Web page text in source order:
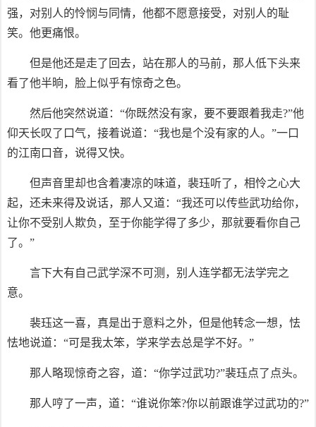
强，对别人的怜悯与同情，他都不愿意接受，对别人的耻
笑。他更痛恨。
但是他还是走了回去，站在那人的马前，那人低下头来
看了他半晌，脸上似乎有惊奇之色。
然后他突然说道：“你既然没有家，要不要跟着我走?”他
仰天长叹了口气，接着说道：“我也是个没有家的人。”一口
的江南口音，说得又快。
但声音里却也含着凄凉的味道，裴珏听了，相怜之心大
起，还未来得及说话，那人又道：“我还可以传些武功给你，
让你不受别人欺负，至于你能学得了多少，那就要看你自己
了。”
言下大有自己武学深不可测，别人连学都无法学完之
意。
裴珏这一喜，真是出于意料之外，但是他转念一想，怯
怯地说道：“可是我太笨，学来学去总是学不好。”
那人略现惊奇之容，道：“你学过武功?”裴珏点了点头。
那人哼了一声，道：“谁说你笨?你以前跟谁学过武功的?”